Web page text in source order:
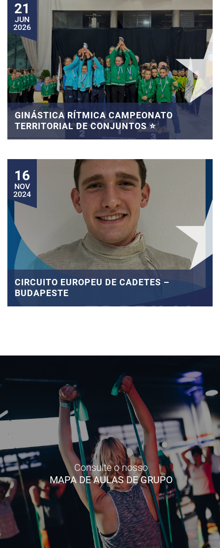
21
JUN
2026
GINÁSTICA RÍTMICA CAMPEONATO
TERRITORIAL DE CONJUNTOS ⭐
16
NOV
2024
CIRCUITO EUROPEU DE CADETES –
BUDAPESTE
Consulte o nosso
MAPA DE AULAS DE GRUPO